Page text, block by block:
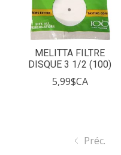
MELITTA FILTRE
DISQUE 3 1/2 (100)
5,99$CA
Préc.